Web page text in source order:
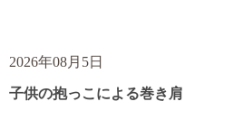
2026年08月5日
子供の抱っこによる巻き肩